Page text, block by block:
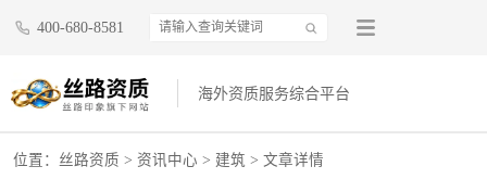
400-680-8581
海外资质服务综合平台
位置： 丝路资质 > 资讯中心 > 建筑 > 文章详情